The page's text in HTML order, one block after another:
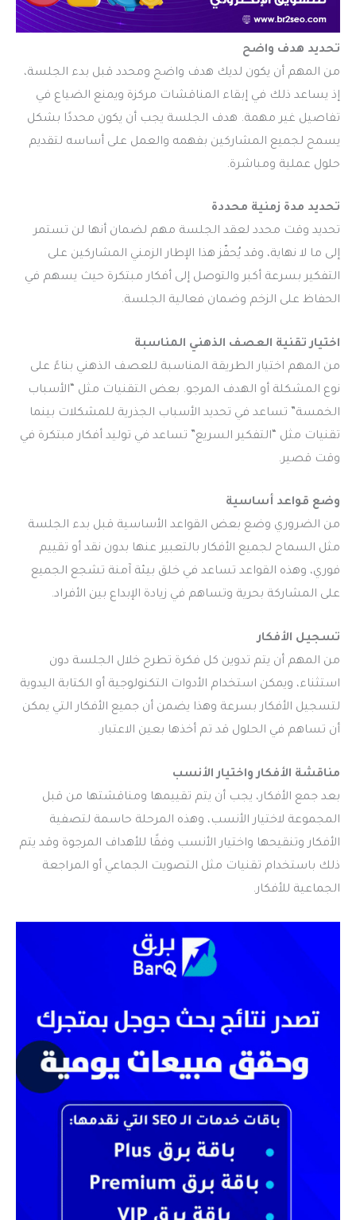
تحديد هدف واضح
من المهم أن يكون لديك هدف واضح ومحدد قبل بدء الجلسة،
إذ يساعد ذلك في إبقاء المناقشات مركزة ويمنع الضياع في
تفاصيل غير مهمة. هدف الجلسة يجب أن يكون محددًا بشكل
يسمح لجميع المشاركين بفهمه والعمل على أساسه لتقديم
حلول عملية ومباشرة.
تحديد مدة زمنية محددة
تحديد وقت محدد لعقد الجلسة مهم لضمان أنها لن تستمر
إلى ما لا نهاية، وقد يُحفّز هذا الإطار الزمني المشاركين على
التفكير بسرعة أكبر والتوصل إلى أفكار مبتكرة حيث يسهم في
الحفاظ على الزخم وضمان فعالية الجلسة.
اختيار تقنية العصف الذهني المناسبة
من المهم اختيار الطريقة المناسبة للعصف الذهني بناءً على
نوع المشكلة أو الهدف المرجو. بعض التقنيات مثل “الأسباب
الخمسة” تساعد في تحديد الأسباب الجذرية للمشكلات بينما
تقنيات مثل “التفكير السريع” تساعد في توليد أفكار مبتكرة في
وقت قصير.
وضع قواعد أساسية
من الضروري وضع بعض القواعد الأساسية قبل بدء الجلسة
مثل السماح لجميع الأفكار بالتعبير عنها بدون نقد أو تقييم
فوري، وهذه القواعد تساعد في خلق بيئة آمنة تشجع الجميع
على المشاركة بحرية وتساهم في زيادة الإبداع بين الأفراد.
تسجيل الأفكار
من المهم أن يتم تدوين كل فكرة تطرح خلال الجلسة دون
استثناء، ويمكن استخدام الأدوات التكنولوجية أو الكتابة اليدوية
لتسجيل الأفكار بسرعة وهذا يضمن أن جميع الأفكار التي يمكن
أن تساهم في الحلول قد تم أخذها بعين الاعتبار.
مناقشة الأفكار واختيار الأنسب
بعد جمع الأفكار، يجب أن يتم تقييمها ومناقشتها من قبل
المجموعة لاختيار الأنسب، وهذه المرحلة حاسمة لتصفية
الأفكار وتنقيحها واختيار الأنسب وفقًا للأهداف المرجوة وقد يتم
ذلك باستخدام تقنيات مثل التصويت الجماعي أو المراجعة
الجماعية للأفكار.